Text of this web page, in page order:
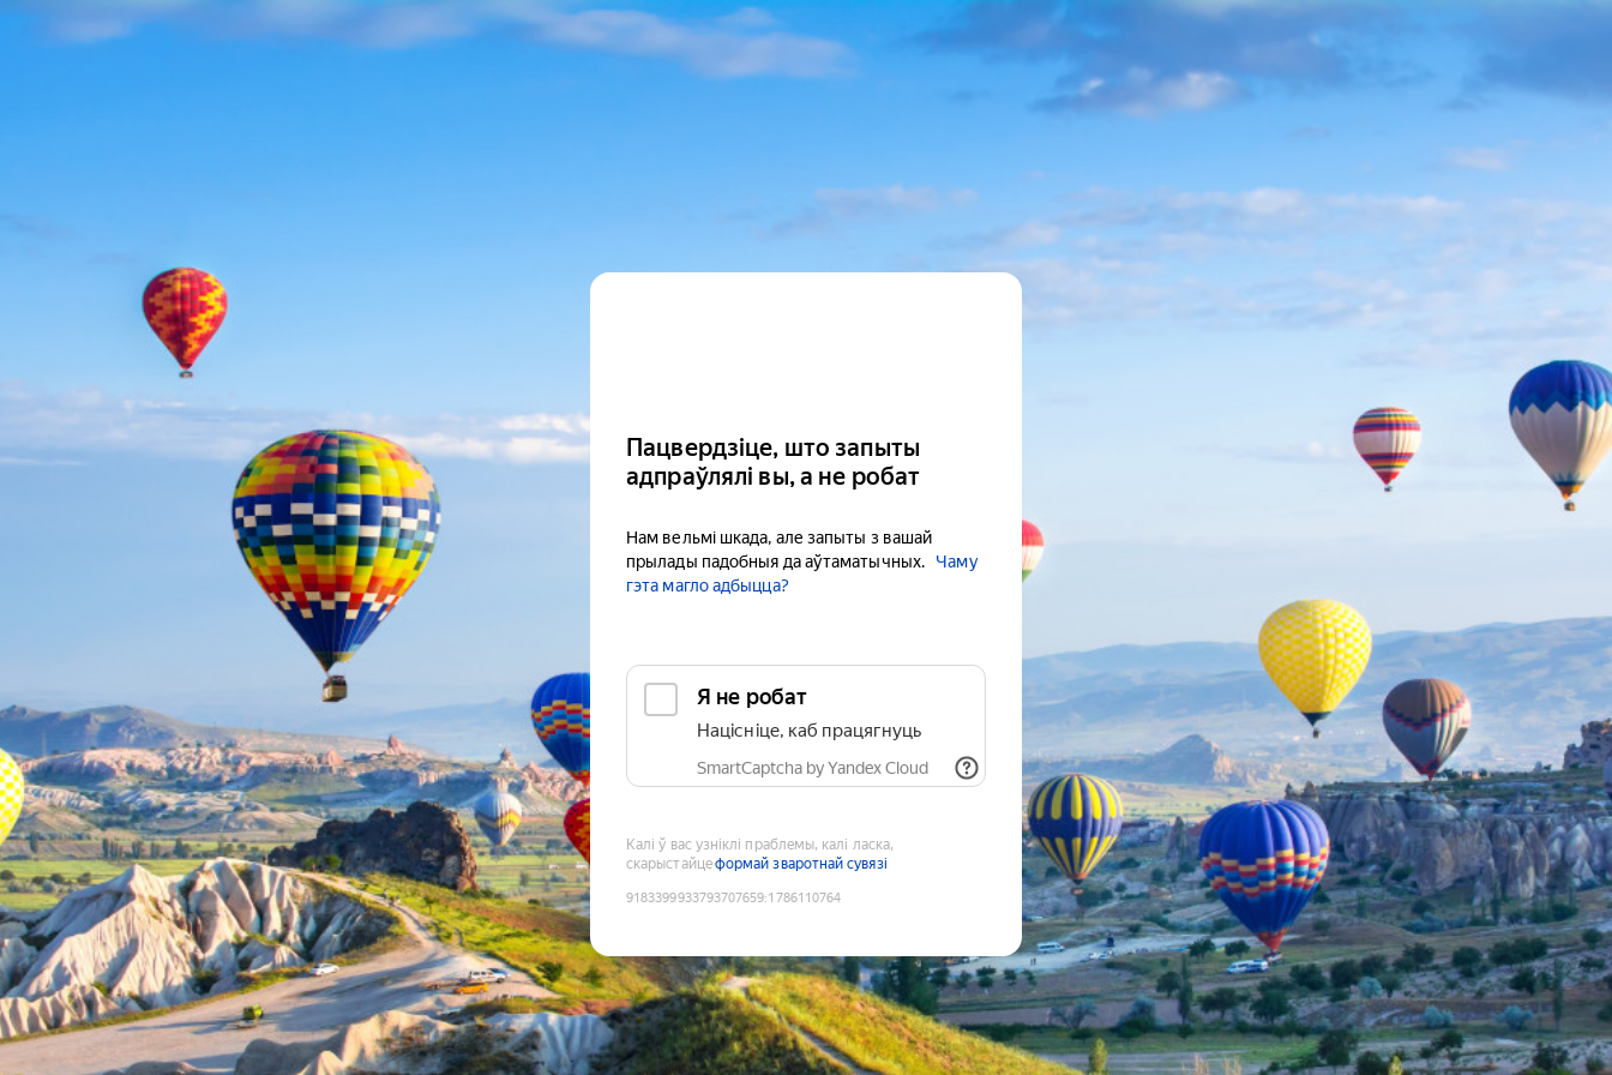
Пацвердзіце, што запыты
адпраўлялі вы, а не робат
Нам вельмі шкада, але запыты з вашай
прылады падобныя да аўтаматычных.
Чаму
гэта магло адбыцца?
Я не робат
Націсніце, каб працягнуць
SmartCaptcha by Yandex Cloud
Калі ў вас узніклі праблемы, калі ласка,
скарыстайцеформай зваротнай сувязі
9183399933793707659:1786110764